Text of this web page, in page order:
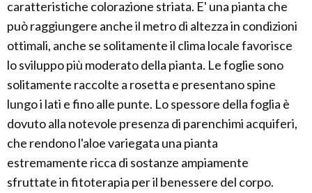
caratteristiche colorazione striata. E' una pianta che
può raggiungere anche il metro di altezza in condizioni
ottimali, anche se solitamente il clima locale favorisce
lo sviluppo più moderato della pianta. Le foglie sono
solitamente raccolte a rosetta e presentano spine
lungo i lati e fino alle punte. Lo spessore della foglia è
dovuto alla notevole presenza di parenchimi acquiferi,
che rendono l'aloe variegata una pianta
estremamente ricca di sostanze ampiamente
sfruttate in fitoterapia per il benessere del corpo.